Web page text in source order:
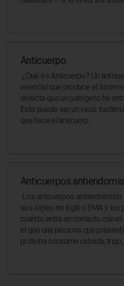
Anticuerpo
¿Qué es Anticuerpo? Un
esencial que produce el
detecta que un patógeno ha
Este puede ser un virus,
que hace el anticuerp..
Anticuerpos
Los anticuerpos
sus siglas en inglés EMA y los
cuando entra en contacto con
el que una persona que
proteína consume cebada, trigo,